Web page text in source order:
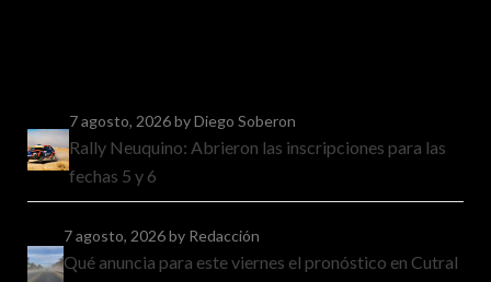
7 agosto, 2026by Diego Soberon
Rally Neuquino: Abrieron las inscripciones para las
fechas 5 y 6
7 agosto, 2026by Redacción
Qué anuncia para este viernes el pronóstico en Cutral